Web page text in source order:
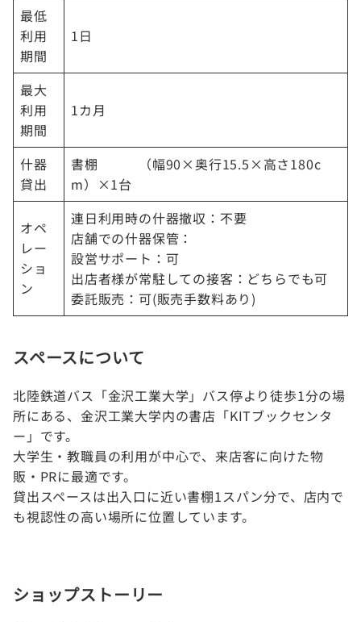
最低
利用
期間
1日
最大
利用
期間
1カ月
什器
貸出
書棚 （幅90×奥行15.5×高さ180c
m）×1台
オペ
レー
ショ
ン
連日利用時の什器撤収：不要
店舗での什器保管：
設営サポート：可
出店者様が常駐しての接客：どちらでも可
委託販売：可(販売手数料あり)
スペースについて
北陸鉄道バス「金沢工業大学」バス停より徒歩1分の場
所にある、金沢工業大学内の書店「KITブックセンタ
ー」です。
大学生・教職員の利用が中心で、来店客に向けた物
販・PRに最適です。
貸出スペースは出入口に近い書棚1スパン分で、店内で
も視認性の高い場所に位置しています。
ショップストーリー